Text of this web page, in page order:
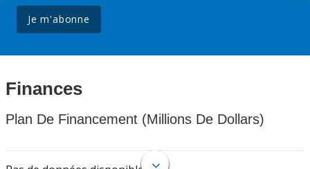
Je m'abonne
Finances
Plan De Financement (Millions De Dollars)